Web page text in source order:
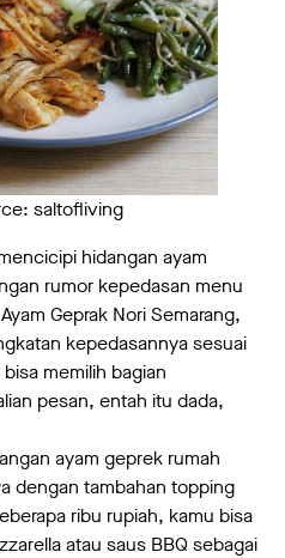
saltofliving
hidangan ayam
rumor kepedasan menu
Geprak Nori Semarang,
kepedasannya sesuai
memilih bagian
pesan, entah itu dada,
ayam geprek rumah
dengan tambahan topping
ribu rupiah, kamu bisa
atau saus BBQ sebagai